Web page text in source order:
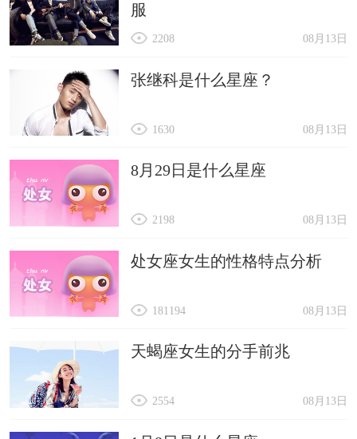
服
08月13日
2208
张继科是什么星座？
08月13日
1630
8月29日是什么星座
08月13日
2198
处女座女生的性格特点分析
08月13日
181194
天蝎座女生的分手前兆
08月13日
2554